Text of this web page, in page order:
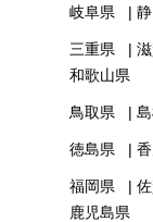
岐阜県
三重県
和歌山県
鳥取県
徳島県
福岡県
鹿児島県